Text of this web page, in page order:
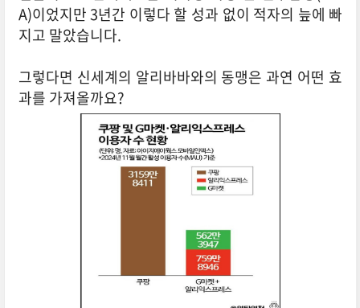
A)이었지만 3년간 이렇다 할 성과 없이 적자의 늪에 빠
지고 말았습니다.
그렇다면 신세계의 알리바바와의 동맹은 과연 어떤 효
과를 가져올까요?